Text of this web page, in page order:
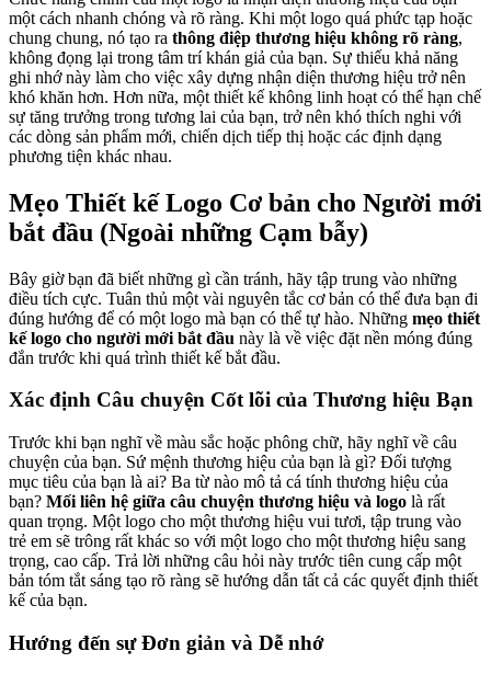
một cách nhanh chóng và rõ ràng. Khi một logo quá phức tạp hoặc
chung chung, nó tạo ra thông điệp thương hiệu không rõ ràng,
không đọng lại trong tâm trí khán giả của bạn. Sự thiếu khả năng
ghi nhớ này làm cho việc xây dựng nhận diện thương hiệu trở nên
khó khăn hơn. Hơn nữa, một thiết kế không linh hoạt có thể hạn chế
sự tăng trưởng trong tương lai của bạn, trở nên khó thích nghi với
các dòng sản phẩm mới, chiến dịch tiếp thị hoặc các định dạng
phương tiện khác nhau.
Mẹo Thiết kế Logo Cơ bản cho Người mới
bắt đầu (Ngoài những Cạm bẫy)
Bây giờ bạn đã biết những gì cần tránh, hãy tập trung vào những
điều tích cực. Tuân thủ một vài nguyên tắc cơ bản có thể đưa bạn đi
đúng hướng để có một logo mà bạn có thể tự hào. Những mẹo thiết
kế logo cho người mới bắt đầu này là về việc đặt nền móng đúng
đắn trước khi quá trình thiết kế bắt đầu.
Xác định Câu chuyện Cốt lõi của Thương hiệu Bạn
Trước khi bạn nghĩ về màu sắc hoặc phông chữ, hãy nghĩ về câu
chuyện của bạn. Sứ mệnh thương hiệu của bạn là gì? Đối tượng
mục tiêu của bạn là ai? Ba từ nào mô tả cá tính thương hiệu của
bạn? Mối liên hệ giữa câu chuyện thương hiệu và logo là rất
quan trọng. Một logo cho một thương hiệu vui tươi, tập trung vào
trẻ em sẽ trông rất khác so với một logo cho một thương hiệu sang
trọng, cao cấp. Trả lời những câu hỏi này trước tiên cung cấp một
bản tóm tắt sáng tạo rõ ràng sẽ hướng dẫn tất cả các quyết định thiết
kế của bạn.
Hướng đến sự Đơn giản và Dễ nhớ